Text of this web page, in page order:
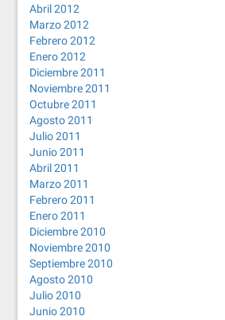
Abril 2012
Marzo 2012
Febrero 2012
Enero 2012
Diciembre 2011
Noviembre 2011
Octubre 2011
Agosto 2011
Julio 2011
Junio 2011
Abril 2011
Marzo 2011
Febrero 2011
Enero 2011
Diciembre 2010
Noviembre 2010
Septiembre 2010
Agosto 2010
Julio 2010
Junio 2010